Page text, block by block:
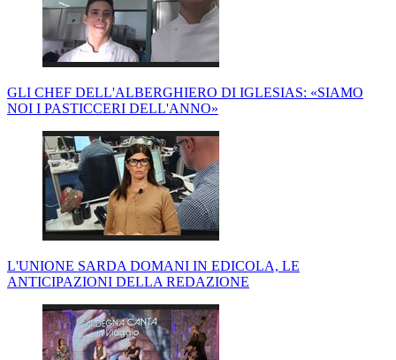
GLI CHEF DELL'ALBERGHIERO DI IGLESIAS: «SIAMO
NOI I PASTICCERI DELL'ANNO»
L'UNIONE SARDA DOMANI IN EDICOLA, LE
ANTICIPAZIONI DELLA REDAZIONE